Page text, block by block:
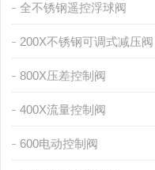
全不锈钢遥控浮球阀
200X不锈钢可调式减压阀
800X压差控制阀
400X流量控制阀
600电动控制阀